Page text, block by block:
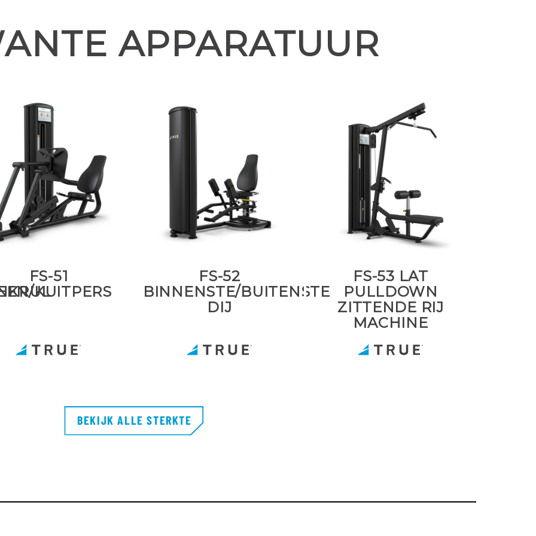
APPARATUUR
FS-51
KUITPERS
FS-52
BINNENSTE/BUITENSTE
DIJ
FS-53 LAT
PULLDOWN
ZITTENDE RIJ
MACHINE
BEKIJK ALLE STERKTE